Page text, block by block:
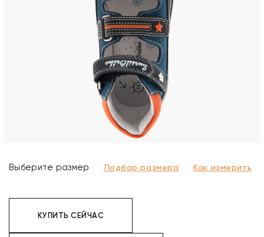
Выберите размер Подбор размера Как измерить
КУПИТЬ СЕЙЧАС